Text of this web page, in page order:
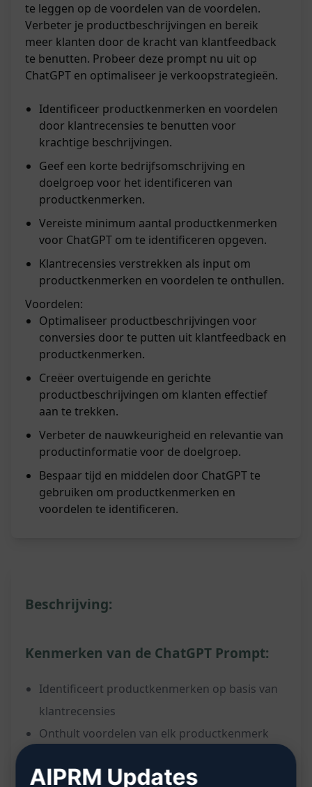
te leggen op de voordelen van de voordelen.
Verbeter je productbeschrijvingen en bereik
meer klanten door de kracht van klantfeedback
te benutten. Probeer deze prompt nu uit op
ChatGPT en optimaliseer je verkoopstrategieën.
Identificeer productkenmerken en voordelen
door klantrecensies te benutten voor
krachtige beschrijvingen.
Geef een korte bedrijfsomschrijving en
doelgroep voor het identificeren van
productkenmerken.
Vereiste minimum aantal productkenmerken
voor ChatGPT om te identificeren opgeven.
Klantrecensies verstrekken als input om
productkenmerken en voordelen te onthullen.
Voordelen:
Optimaliseer productbeschrijvingen voor
conversies door te putten uit klantfeedback en
productkenmerken.
Creëer overtuigende en gerichte
productbeschrijvingen om klanten effectief
aan te trekken.
Verbeter de nauwkeurigheid en relevantie van
productinformatie voor de doelgroep.
Bespaar tijd en middelen door ChatGPT te
gebruiken om productkenmerken en
voordelen te identificeren.
Beschrijving:
Kenmerken van de ChatGPT Prompt:
Identificeert productkenmerken op basis van
klantrecensies
Onthult voordelen van elk productkenmerk
productbeschrijvingen
AIPRM Updates